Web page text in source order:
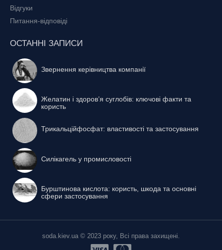
Відгуки
Питання-відповіді
ОСТАННІ ЗАПИСИ
Звернення керівництва компанії
Желатин і здоров’я суглобів: ключові факти та
користь
Трикальційфосфат: властивості та застосування
Силікагель у промисловості
Бурштинова кислота: користь, шкода та основні
сфери застосування
soda.kiev.ua © 2023 року, Всі права захищені.